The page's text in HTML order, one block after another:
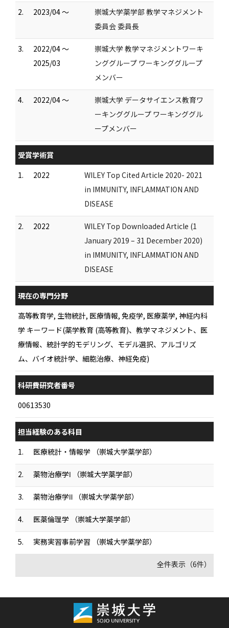
2. 2023/04 ～
崇城大学薬学部 教学マネジメント
委員会 委員長
3.
2022/04 ～
2025/03
崇城大学 教学マネジメントワーキ
ンググループ ワーキンググループ
メンバー
4. 2022/04 ～
崇城大学 データサイエンス教育ワ
ーキンググループ ワーキンググル
ープメンバー
受賞学術賞
1.
2022
WILEY Top Cited Article 2020- 2021
in IMMUNITY, INFLAMMATION AND
DISEASE
2. 2022
WILEY Top Downloaded Article (1
January 2019 – 31 December 2020)
in IMMUNITY, INFLAMMATION AND
DISEASE
現在の専門分野
高等教育学, 生物統計, 医療情報, 免疫学, 医療薬学, 神経内科
学 キーワード(薬学教育 (高等教育)、教学マネジメント、医
療情報、統計学的モデリング、モデル選択、アルゴリズ
ム、バイオ統計学、細胞治療、神経免疫)
科研費研究者番号
00613530
担当経験のある科目
1.
医療統計・情報学 （崇城大学薬学部）
2. 薬物治療学Ⅰ （崇城大学薬学部）
3. 薬物治療学Ⅱ （崇城大学薬学部）
4. 医薬倫理学 （崇城大学薬学部）
5. 実務実習事前学習 （崇城大学薬学部）
全件表示（6件）